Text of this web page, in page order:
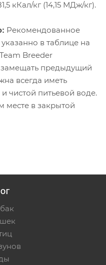
кКал/кг (14,15 МДж/кг).
Рекомендованное
в таблице на
Breeder
замещать предыдущий
всегда иметь
чистой питьевой воде.
месте в закрытой